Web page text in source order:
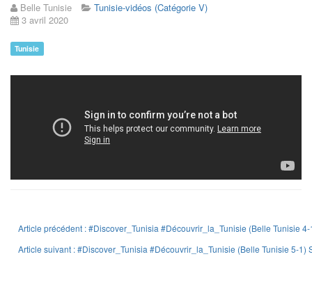
Belle Tunisie
Tunisie-vidéos (Catégorie V)
3 avril 2020
Tunisie
Article précédent : #Discover_Tunisia #Découvrir_la_Tunisie (Belle Tunisie
Article suivant : #Discover_Tunisia #Découvrir_la_Tunisie (Belle Tunisie 5-1)